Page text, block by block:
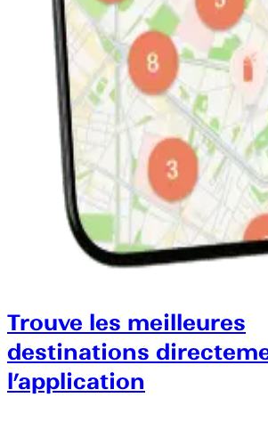
Trouve les meilleures
destinations
l’application